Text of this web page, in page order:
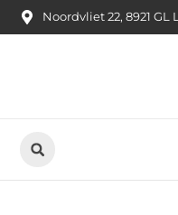
Noordvliet 22, 8921